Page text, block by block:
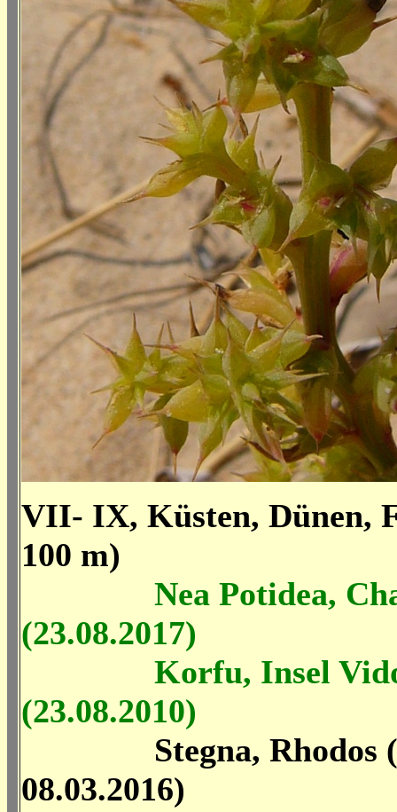
VII- IX, Küsten, Dünen,
100 m)
Nea Potidea,
(23.08.2017)
Korfu, Insel
(23.08.2010)
Stegna, Rhodos
08.03.2016)